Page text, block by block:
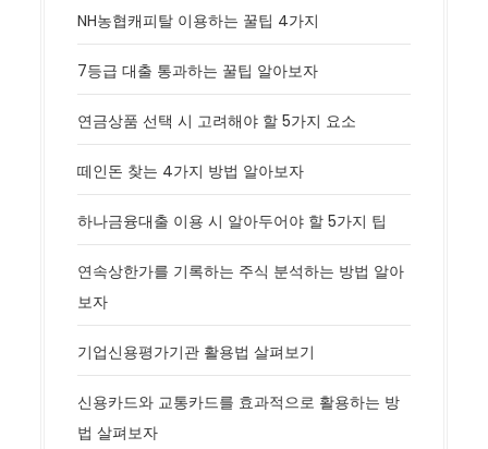
NH농협캐피탈 이용하는 꿀팁 4가지
7등급 대출 통과하는 꿀팁 알아보자
연금상품 선택 시 고려해야 할 5가지 요소
떼인돈 찾는 4가지 방법 알아보자
하나금융대출 이용 시 알아두어야 할 5가지 팁
연속상한가를 기록하는 주식 분석하는 방법 알아
보자
기업신용평가기관 활용법 살펴보기
신용카드와 교통카드를 효과적으로 활용하는 방
법 살펴보자